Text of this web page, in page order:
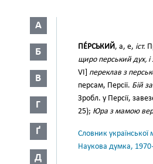
А
Б
В
Г
Ґ
Д
ПЕ́РСЬКИЙ, а, е, іст.
щиро перський дух,
VI] переклав з
персам, Персії. Бій
Зробл. у Персії,
25); Юра з мамою
Словник
Наукова думка,